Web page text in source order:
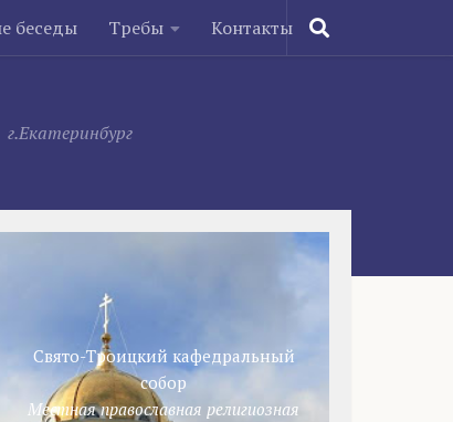
беседы Требы Контакты
г.Екатеринбург
Свято-Троицкий кафедральный
собор
Местная православная религиозная